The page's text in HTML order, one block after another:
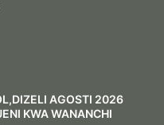
AGOSTI 2026
KWA WANANCHI